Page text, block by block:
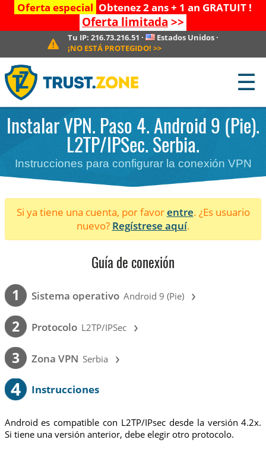
Oferta especial Obtenez 2 ans + 1 an GRATUIT !
Oferta limitada >>
Tu IP:216.73.216.51 · Estados Unidos·
¡NO ESTÁ PROTEGIDO! >>
☰
Instalar VPN. Paso 4. Android 9 (Pie).
L2TP/IPSec. Serbia.
Instrucciones para configurar la conexión VPN
Si ya tiene una cuenta, por favorentre. ¿Es usuario
nuevo? Regístrese aquí.
Guía de conexión
1 Sistema operativo Android 9 (Pie) ›
2 Protocolo L2TP/IPSec ›
3 Zona VPN Serbia ›
4 Instrucciones
Android es compatible con L2TP/IPsec desde la versión 4.2x.
Si tiene una versión anterior, debe elegir otro protocolo.